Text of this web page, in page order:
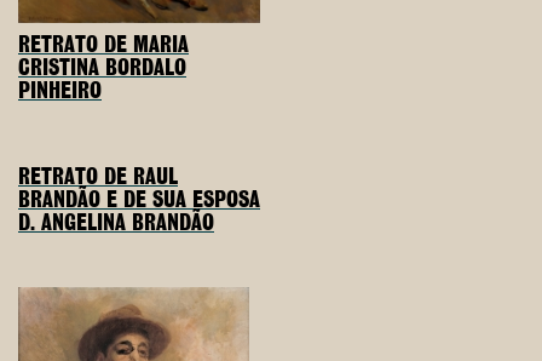
RETRATO DE MARIA
CRISTINA BORDALO
PINHEIRO
RETRATO DE RAUL
BRANDÃO E DE SUA ESPOSA
D. ANGELINA BRANDÃO